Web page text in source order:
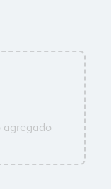
agregado